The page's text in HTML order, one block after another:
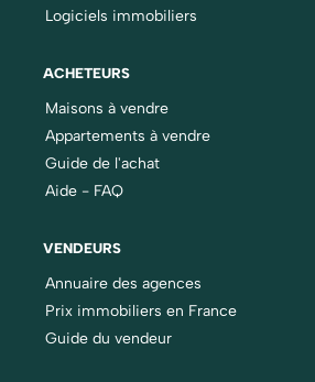
Logiciels immobiliers
ACHETEURS
Maisons à vendre
Appartements à vendre
Guide de l'achat
Aide - FAQ
VENDEURS
Annuaire des agences
Prix immobiliers en France
Guide du vendeur